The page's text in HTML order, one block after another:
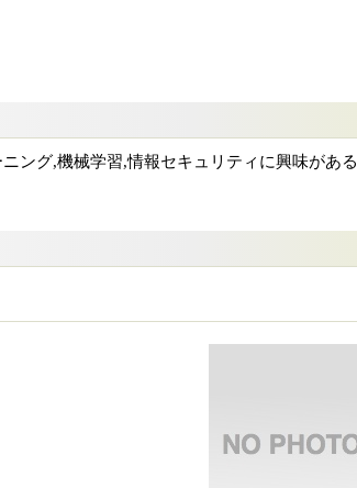
ング,機械学習,情報セキュリティに興味がある